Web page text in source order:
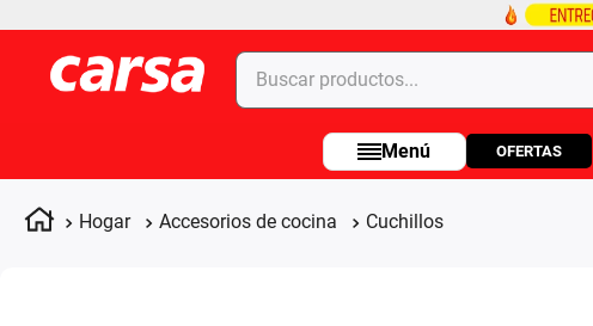
Buscar productos...
OFERTAS
Hogar Accesorios de cocina Cuchillos
Términos más buscados